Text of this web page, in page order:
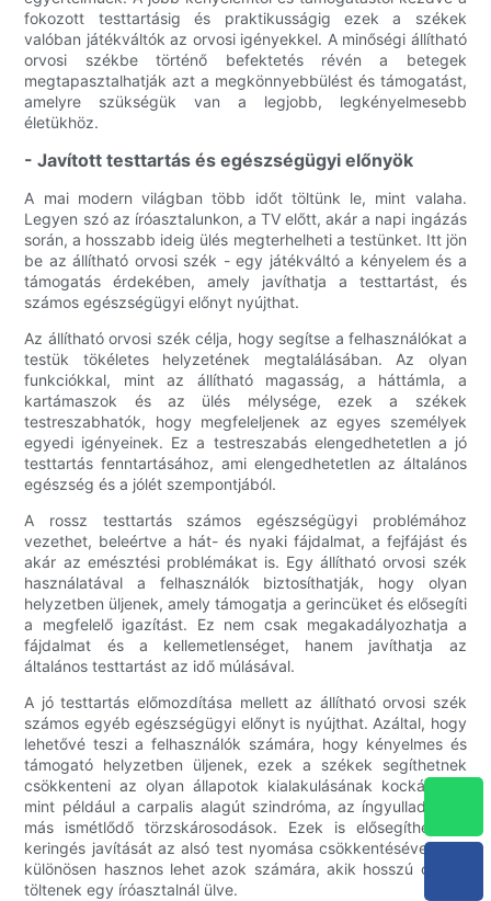
fokozott testtartásig és praktikusságig ezek a székek
valóban játékváltók az orvosi igényekkel. A minőségi állítható
orvosi székbe történő befektetés révén a betegek
megtapasztalhatják azt a megkönnyebbülést és támogatást,
amelyre szükségük van a legjobb, legkényelmesebb
életükhöz.
- Javított testtartás és egészségügyi előnyök
A mai modern világban több időt töltünk le, mint valaha.
Legyen szó az íróasztalunkon, a TV előtt, akár a napi ingázás
során, a hosszabb ideig ülés megterhelheti a testünket. Itt jön
be az állítható orvosi szék - egy játékváltó a kényelem és a
támogatás érdekében, amely javíthatja a testtartást, és
számos egészségügyi előnyt nyújthat.
Az állítható orvosi szék célja, hogy segítse a felhasználókat a
testük tökéletes helyzetének megtalálásában. Az olyan
funkciókkal, mint az állítható magasság, a háttámla, a
kartámaszok és az ülés mélysége, ezek a székek
testreszabhatók, hogy megfeleljenek az egyes személyek
egyedi igényeinek. Ez a testreszabás elengedhetetlen a jó
testtartás fenntartásához, ami elengedhetetlen az általános
egészség és a jólét szempontjából.
A rossz testtartás számos egészségügyi problémához
vezethet, beleértve a hát- és nyaki fájdalmat, a fejfájást és
akár az emésztési problémákat is. Egy állítható orvosi szék
használatával a felhasználók biztosíthatják, hogy olyan
helyzetben üljenek, amely támogatja a gerincüket és elősegíti
a megfelelő igazítást. Ez nem csak megakadályozhatja a
fájdalmat és a kellemetlenséget, hanem javíthatja az
általános testtartást az idő múlásával.
A jó testtartás előmozdítása mellett az állítható orvosi szék
számos egyéb egészségügyi előnyt is nyújthat. Azáltal, hogy
lehetővé teszi a felhasználók számára, hogy kényelmes és
támogató helyzetben üljenek, ezek a székek segíthetnek
csökkenteni az olyan állapotok kialakulásának kockázatát,
mint például a carpalis alagút szindróma, az íngyulladás és
más ismétlődő törzskárosodások. Ezek is elősegíthetik a
keringés javítását az alsó test nyomása csökkentésével, ami
különösen hasznos lehet azok számára, akik hosszú órákat
töltenek egy íróasztalnál ülve.